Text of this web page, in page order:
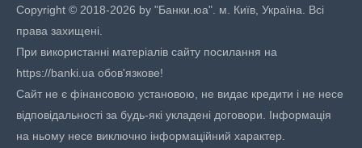
Copyright © 2018-2026 by "Банки.юа". м. Київ, Україна. Всі
права захищені.
При використанні матеріалів сайту посилання на
https://banki.ua обов'язкове!
Сайт не є фінансовою установою, не видає кредити і не несе
відповідальності за будь-які укладені договори. Інформація
на ньому несе виключно інформаційний характер.